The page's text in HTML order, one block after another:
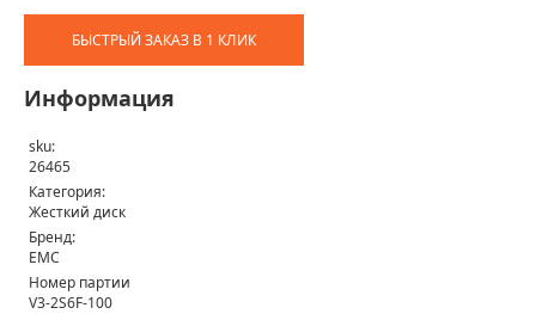
БЫСТРЫЙ ЗАКАЗ В 1 КЛИК
Информация
sku:
26465
Категория:
Жесткий диск
Бренд:
EMC
Номер партии
V3-2S6F-100